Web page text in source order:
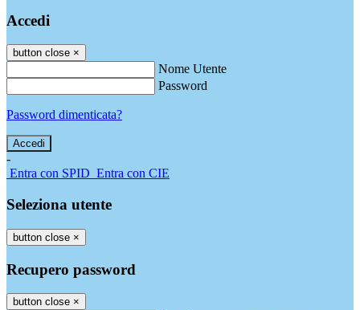
Accedi
button close ×
Nome Utente
Password
Password dimenticata?
-
Entra con SPID Entra con CIE
Seleziona utente
button close ×
Recupero password
button close ×